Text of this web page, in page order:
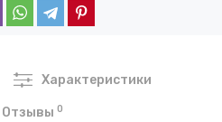
Характеристики
Отзывы0